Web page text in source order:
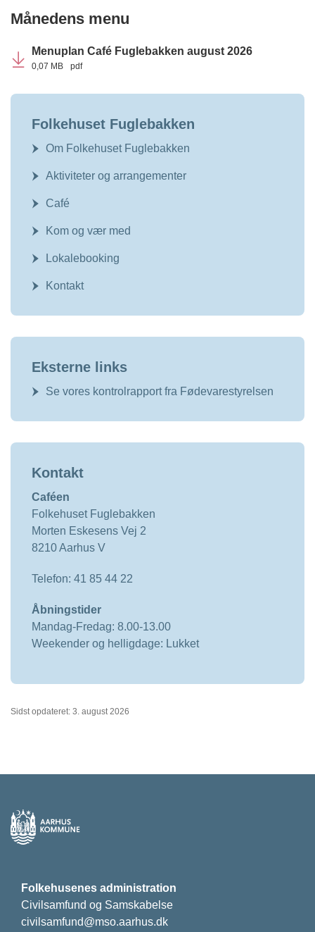
Månedens menu
Menuplan Café Fuglebakken august 2026
0,07 MB pdf
Folkehuset Fuglebakken
Om Folkehuset Fuglebakken
Aktiviteter og arrangementer
Café
Kom og vær med
Lokalebooking
Kontakt
Eksterne links
Se vores kontrolrapport fra Fødevarestyrelsen
Kontakt
Caféen
Folkehuset Fuglebakken
Morten Eskesens Vej 2
8210 Aarhus V
Telefon: 41 85 44 22
Åbningstider
Mandag-Fredag: 8.00-13.00
Weekender og helligdage: Lukket
Sidst opdateret: 3. august 2026
Folkehusenes administration
Civilsamfund og Samskabelse
civilsamfund@mso.aarhus.dk